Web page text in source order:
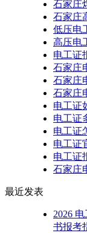
石家庄
石家庄
低压电
高压电
电工证
石家庄
石家庄
石家庄
电工证
电工证
电工证
电工证
电工证
石家庄
最近发表
2026
书报考